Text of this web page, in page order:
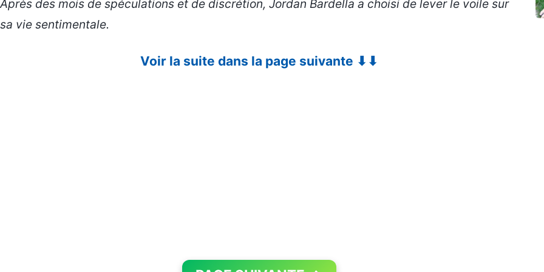
Après des mois de spéculations et de discrétion, Jordan Bardella a choisi de lever le voile sur
sa vie sentimentale.
Voir la suite dans la page suivante ⬇⬇